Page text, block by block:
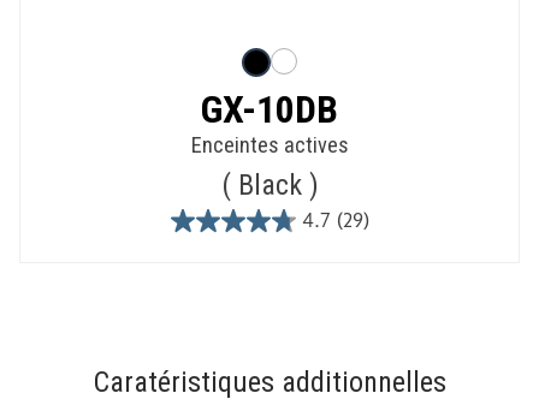
GX-10DB
Enceintes actives
Black
4.7 (29)
4.7
reviews
Caratéristiques additionnelles